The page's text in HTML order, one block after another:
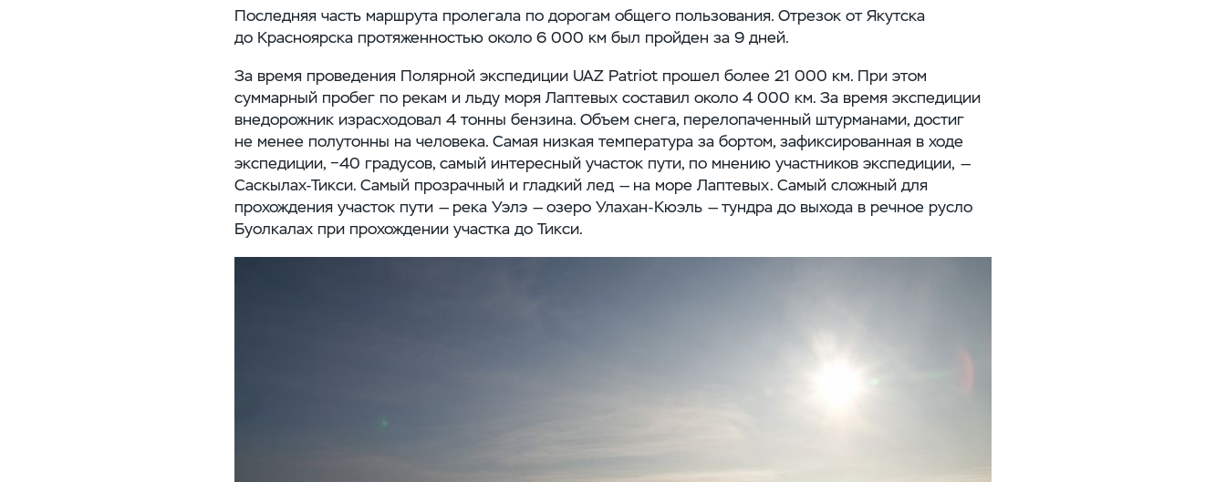
Последняя часть маршрута пролегала по дорогам общего пользования. Отрезок от Якутска
до Красноярска протяженностью около 6 000 км был пройден за 9 дней.
За время проведения Полярной экспедиции UAZ Patriot прошел более 21 000 км. При этом
суммарный пробег по рекам и льду моря Лаптевых составил около 4 000 км. За время экспедиции
внедорожник израсходовал 4 тонны бензина. Объем снега, перелопаченный штурманами, достиг
не менее полутонны на человека. Самая низкая температура за бортом, зафиксированная в ходе
экспедиции, −40 градусов, самый интересный участок пути, по мнению участников экспедиции, —
Саскылах-Тикси. Самый прозрачный и гладкий лед — на море Лаптевых. Самый сложный для
прохождения участок пути — река Уэлэ — озеро Улахан-Кюэль — тундра до выхода в речное русло
Буолкалах при прохождении участка до Тикси.